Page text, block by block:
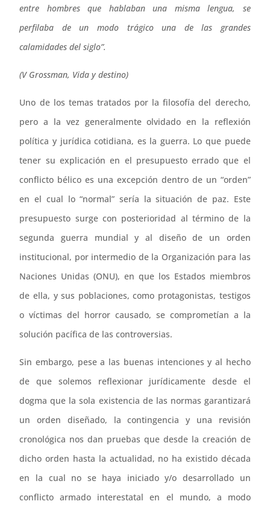
entre hombres que hablaban una misma lengua, se
perfilaba de un modo trágico una de las grandes
calamidades del siglo”.
(V Grossman, Vida y destino)
Uno de los temas tratados por la filosofía del derecho,
pero a la vez generalmente olvidado en la reflexión
política y jurídica cotidiana, es la guerra. Lo que puede
tener su explicación en el presupuesto errado que el
conflicto bélico es una excepción dentro de un “orden”
en el cual lo “normal” sería la situación de paz. Este
presupuesto surge con posterioridad al término de la
segunda guerra mundial y al diseño de un orden
institucional, por intermedio de la Organización para las
Naciones Unidas (ONU), en que los Estados miembros
de ella, y sus poblaciones, como protagonistas, testigos
o víctimas del horror causado, se comprometían a la
solución pacífica de las controversias.
Sin embargo, pese a las buenas intenciones y al hecho
de que solemos reflexionar jurídicamente desde el
dogma que la sola existencia de las normas garantizará
un orden diseñado, la contingencia y una revisión
cronológica nos dan pruebas que desde la creación de
dicho orden hasta la actualidad, no ha existido década
en la cual no se haya iniciado y/o desarrollado un
conflicto armado interestatal en el mundo, a modo